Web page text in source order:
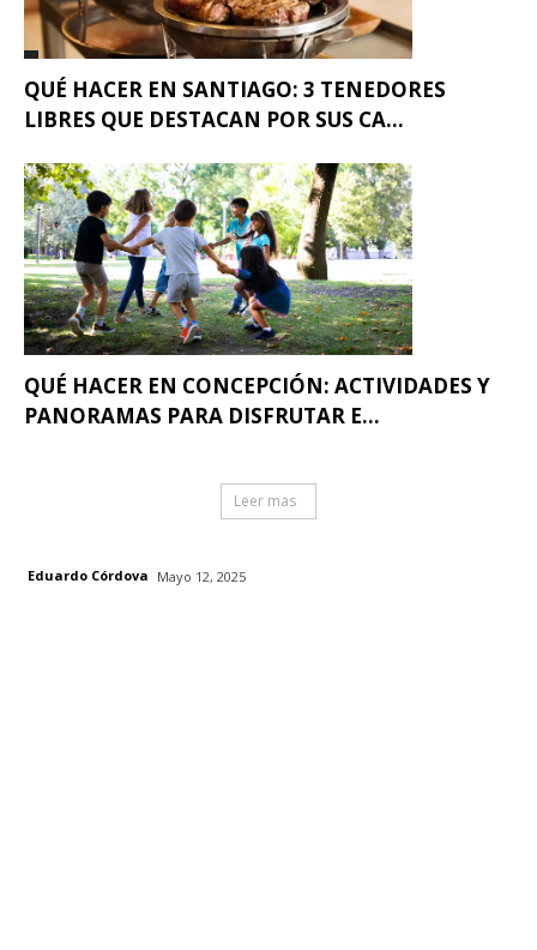
QUÉ HACER EN SANTIAGO: 3 TENEDORES
LIBRES QUE DESTACAN POR SUS CA...
QUÉ HACER EN CONCEPCIÓN: ACTIVIDADES Y
PANORAMAS PARA DISFRUTAR E...
Leer mas
Eduardo Córdova Mayo 12, 2025